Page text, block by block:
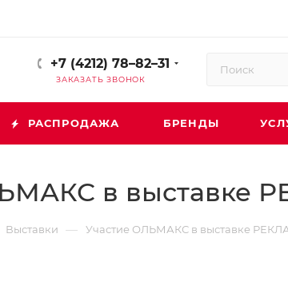
+7 (4212) 78–82–31
ЗАКАЗАТЬ ЗВОНОК
РАСПРОДАЖА БРЕНДЫ
в выставке
Выставки — Участие ОЛЬМАКС в выставке